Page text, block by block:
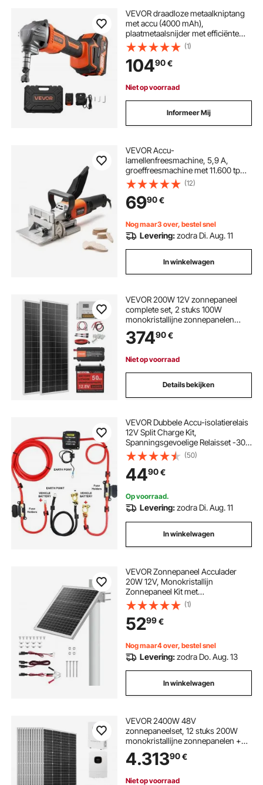
VEVOR draadloze metaalkniptang
met accu (4000 mAh),
plaatmetaalsnijder met efficiënte
borstelloze motor (2200 tpm) en
kunststof koffer, voor het snijden
van staal- en aluminiumplaten.
(1)
10490€
Niet op voorraad
Informeer Mij
VEVOR Accu-
lamellenfreesmachine, 5,9 A,
groeffreesmachine met 11.600 tpm
760 W motor, 45 graden
positioneringsinkeping,
hardmetalen zaagblad, stofzak,
verstelbare hoek en diepte, voor
houtbewerking
(12)
6990€
Nog maar3 over, bestel snel
Levering:zodra Di. Aug. 11
In winkelwagen
VEVOR 200W 12V zonnepaneel
complete set, 2 stuks 100W
monokristallijne zonnepanelen
12,8V 50Ah LiFePO₄ accu + 40A
laadregelaar + 800W omvormer,
off-grid
37490€
Niet op voorraad
Details bekijken
VEVOR Dubbele Accu-isolatierelais
12V Split Charge Kit,
Spanningsgevoelige Relaisset -30-
105℃, Automatische Lader & 4m
Kabelset voor Vrachtwagens,
Campers, Werkplaatsen, Auto's &
Boten
(50)
4490€
Op voorraad.
Levering:zodra Di. Aug. 11
In winkelwagen
VEVOR Zonnepaneel Acculader
20W 12V, Monokristallijn
Zonnepaneel Kit met
Beveiligingscontroller & 0-60°
Verstelbare Mastbevestiging,
Zonne-oplader voor Masten van
40-80 mm, Zonnepanelen voor
Buitengebruik
(1)
5299€
Nog maar4 over, bestel snel
Levering:zodra Do. Aug. 13
In winkelwagen
VEVOR 2400W 48V
zonnepaneelset, 12 stuks 200W
monokristallijne zonnepanelen +
51,2V 100Ah LiFePO₄ accu + 48V
5kW hybride omvormer, krachtige
thuis- en schuurboerderijen
4.31390€
Niet op voorraad